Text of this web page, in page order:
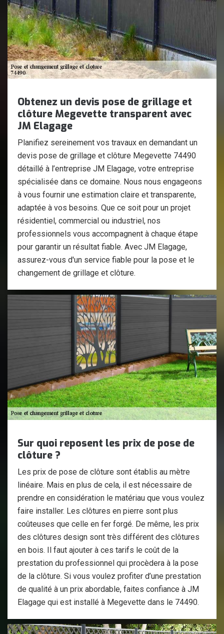
Obtenez un devis pose de grillage et
clôture Megevette transparent avec
JM Elagage
Planifiez sereinement vos travaux en demandant un
devis pose de grillage et clôture Megevette 74490
détaillé à l’entreprise JM Elagage, votre entreprise
spécialisée dans ce domaine. Nous nous engageons
à vous fournir une estimation claire et transparente,
adaptée à vos besoins. Que ce soit pour un projet
résidentiel, commercial ou industriel, nos
professionnels vous accompagnent à chaque étape
pour garantir un résultat fiable. Avec JM Elagage,
assurez-vous d'un service fiable pour la pose et le
changement de grillage et clôture.
Sur quoi reposent les prix de pose de
clôture ?
Les prix de pose de clôture sont établis au mètre
linéaire. Mais en plus de cela, il est nécessaire de
prendre en considération le matériau que vous voulez
faire installer. Les clôtures en pierre sont plus
coûteuses que celle en fer forgé. De même, les prix
des clôtures design sont très différent des clôtures
en bois. Il faut ajouter à ces tarifs le coût de la
prestation du professionnel qui procèdera à la pose
de la clôture. Si vous voulez profiter d’une prestation
de qualité à un prix abordable, faites confiance à JM
Elagage qui est installé à Megevette dans le 74490.